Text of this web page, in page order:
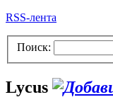
RSS-лента
Поиск:
Lycus